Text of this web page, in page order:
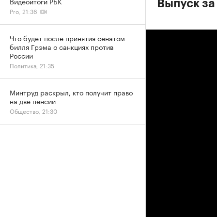
Выпуск
Pro, 21:36
Что будет после принятия сенатом
билля Грэма о санкциях против
России
Политика, 21:35
Минтруд раскрыл, кто получит право
на две пенсии
Общество, 21:30